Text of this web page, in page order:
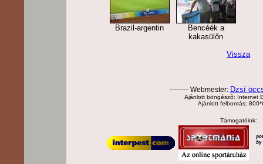
Brazil-argentin
Bencéék a
kakasülőn
Vissza
-------- Webmester: Dzsí
Ajánlott böngészõ: Internet
Ajánlott felbontás:
Támogatóink: